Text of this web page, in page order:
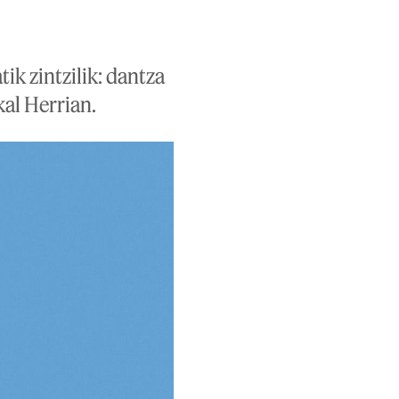
zintzilik: dantza
Herrian.